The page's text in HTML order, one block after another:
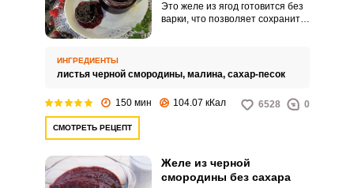
Это желе из ягод готовится без
варки, что позволяет сохранить
при быстром приготовлении.
ИНГРЕДИЕНТЫ
листья черной смородины, малина, сахар-песок
150 мин 104.07 кКал 6528 0
СМОТРЕТЬ РЕЦЕПТ
Желе из черной
смородины без сахара